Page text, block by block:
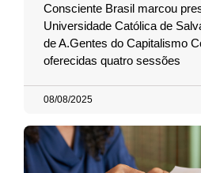
Consciente Brasil marcou
Universidade Católica de
de A.Gentes do Capitalismo
oferecidas quatro sessões
08/08/2025